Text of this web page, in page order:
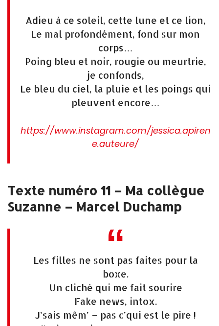
Adieu à ce soleil, cette lune et ce lion,
Le mal profondément, fond sur mon
corps…
Poing bleu et noir, rougie ou meurtrie,
je confonds,
Le bleu du ciel, la pluie et les poings qui
pleuvent encore…
https://www.instagram.com/jessica.apiren
e.auteure/
Texte numéro 11 – Ma collègue
Suzanne – Marcel Duchamp
Les filles ne sont pas faites pour la
boxe.
Un cliché qui me fait sourire
Fake news, intox.
J’sais mêm’ – pas c’qui est le pire !